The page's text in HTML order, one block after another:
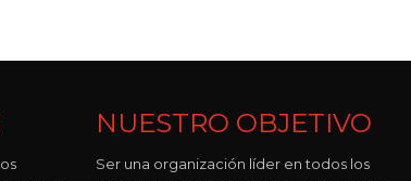
NUESTRO OBJETIVO
Ser una organización líder en todos los